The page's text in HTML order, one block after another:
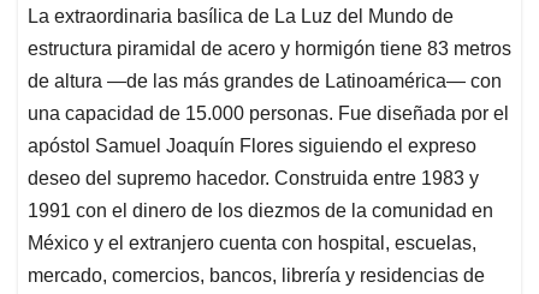
La extraordinaria basílica de La Luz del Mundo de
estructura piramidal de acero y hormigón tiene 83 metros
de altura —de las más grandes de Latinoamérica— con
una capacidad de 15.000 personas. Fue diseñada por el
apóstol Samuel Joaquín Flores siguiendo el expreso
deseo del supremo hacedor. Construida entre 1983 y
1991 con el dinero de los diezmos de la comunidad en
México y el extranjero cuenta con hospital, escuelas,
mercado, comercios, bancos, librería y residencias de